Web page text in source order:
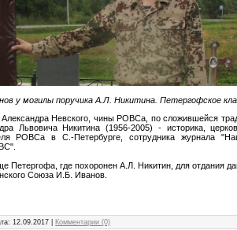
у могилы поручика А.Л. Никитина. Петергофское
Александра Невского, чины РОВСа, по сложившейся
Львовича Никитина (1956-2005) - историка,
РОВСа в С.-Петербурге, сотрудника журнала
Петергофа, где похоронен А.Л. Никитин, для отдания
Союза И.Б. Иванов.
12.09.2017 Комментарии (0)